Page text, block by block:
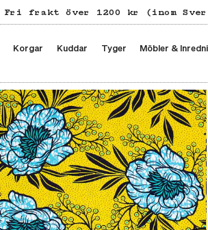
Fri frakt över 1200 kr (inom
Korgar Kuddar Tyger Möbler &